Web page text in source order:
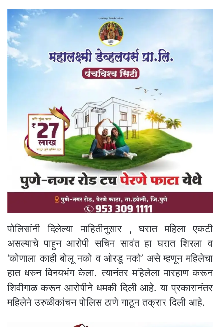
पोलिसांनी दिलेल्या माहितीनुसार , घरात महिला एकटी
असल्याचे पाहून आरोपी सचिन सावंत हा घरात शिरला व
‘कोणाला काही बोलू नको व ओरडू नको’ असे म्हणून महिलेचा
हात धरुन विनयभंग केला. त्यानंतर महिलेला मारहाण करून
शिवीगाळ करून आरोपीने धमकी दिली आहे. या प्रकारानंतर
महिलेने उरुळीकांचन पोलिस ठाणे गाठून तक्रार दिली आहे.